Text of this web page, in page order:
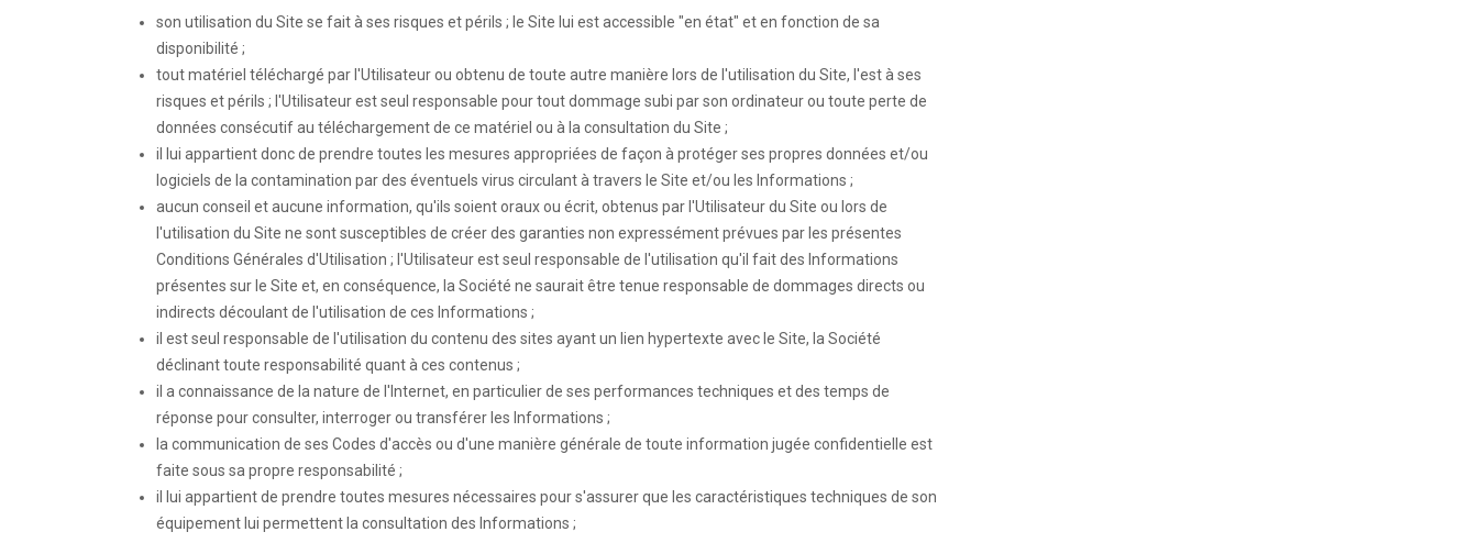
son utilisation du Site se fait à ses risques et périls ; le Site lui est accessible "en état" et en fonction de sa
disponibilité ;
tout matériel téléchargé par l'Utilisateur ou obtenu de toute autre manière lors de l'utilisation du Site, l'est à ses
risques et périls ; l'Utilisateur est seul responsable pour tout dommage subi par son ordinateur ou toute perte de
données consécutif au téléchargement de ce matériel ou à la consultation du Site ;
il lui appartient donc de prendre toutes les mesures appropriées de façon à protéger ses propres données et/ou
logiciels de la contamination par des éventuels virus circulant à travers le Site et/ou les Informations ;
aucun conseil et aucune information, qu'ils soient oraux ou écrit, obtenus par l'Utilisateur du Site ou lors de
l'utilisation du Site ne sont susceptibles de créer des garanties non expressément prévues par les présentes
Conditions Générales d'Utilisation ; l'Utilisateur est seul responsable de l'utilisation qu'il fait des Informations
présentes sur le Site et, en conséquence, la Société ne saurait être tenue responsable de dommages directs ou
indirects découlant de l'utilisation de ces Informations ;
il est seul responsable de l'utilisation du contenu des sites ayant un lien hypertexte avec le Site, la Société
déclinant toute responsabilité quant à ces contenus ;
il a connaissance de la nature de l'Internet, en particulier de ses performances techniques et des temps de
réponse pour consulter, interroger ou transférer les Informations ;
la communication de ses Codes d'accès ou d'une manière générale de toute information jugée confidentielle est
faite sous sa propre responsabilité ;
il lui appartient de prendre toutes mesures nécessaires pour s'assurer que les caractéristiques techniques de son
équipement lui permettent la consultation des Informations ;